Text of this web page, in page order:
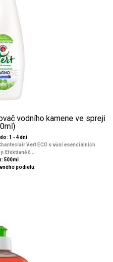
vodního kamene ve spreji
1 - 4 dní
Vert ECO s vůní esenciálních
Efektivně č...
500ml
podielu: